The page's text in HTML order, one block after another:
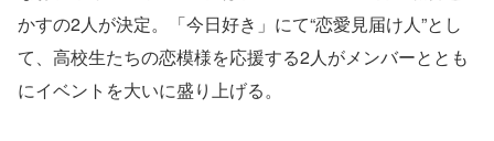
かすの2人が決定。「今日好き」にて“恋愛見届け人”とし
て、高校生たちの恋模様を応援する2人がメンバーととも
にイベントを大いに盛り上げる。